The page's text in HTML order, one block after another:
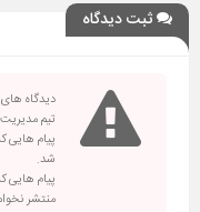
ثبت دیدگاه
دیدگاه
تیم
پیام هایی
شد.
پیام هایی
منتشر